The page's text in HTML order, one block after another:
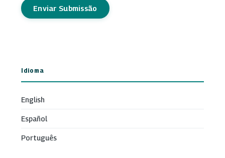
Enviar Submissão
Idioma
English
Español
Português